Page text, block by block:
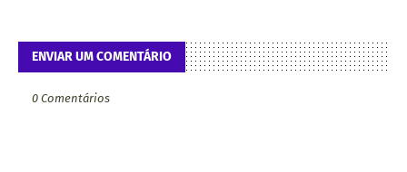
ENVIAR UM COMENTÁRIO
0 Comentários